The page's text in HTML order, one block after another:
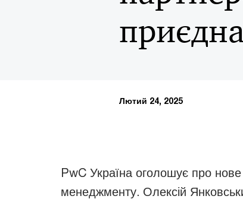
Лютий 24, 2025
PwC Україна оголошує про
менеджменту. Олексій